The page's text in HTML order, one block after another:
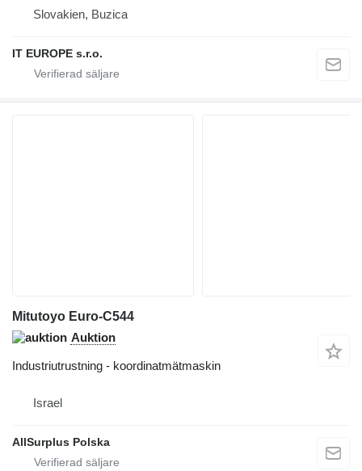
Slovakien, Buzica
IT EUROPE s.r.o.
Mitutoyo Euro-C544
Auktion
Industriutrustning - koordinatmätmaskin
Israel
AllSurplus Polska